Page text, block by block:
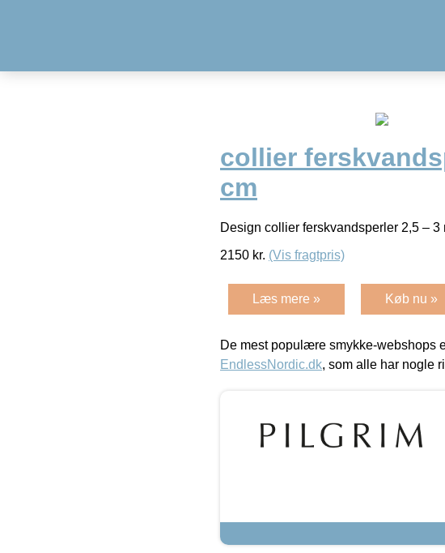
collier
cm
Design collier ferskvandsperler 2,5 –
2150 kr. (Vis fragtpris)
Læs mere » Køb nu »
De mest populære smykke-webshops
EndlessNordic.dk, som alle har nogle